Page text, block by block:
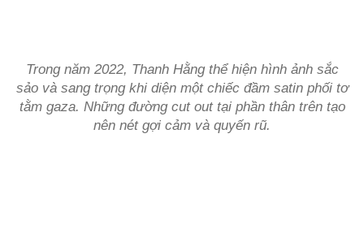
Trong năm 2022, Thanh Hằng thể hiện hình ảnh sắc
sảo và sang trọng khi diện một chiếc đầm satin phối tơ
tằm gaza. Những đường cut out tại phần thân trên tạo
nên nét gợi cảm và quyến rũ.